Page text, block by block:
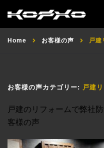
Home お客様の声 戸建
お客様の声カテゴリー: 戸建
戸建のリフォームで弊社
客様の声